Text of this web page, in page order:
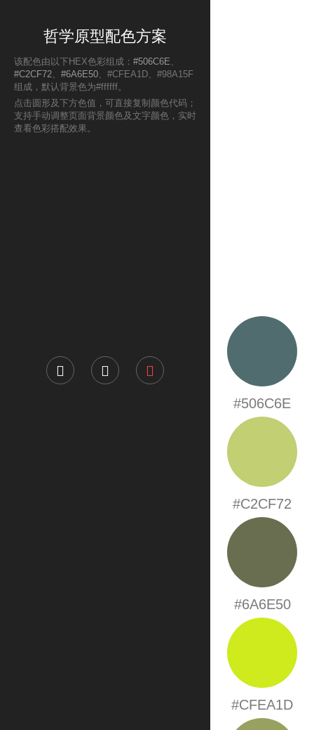
哲学原型配色方案
该配色由以下HEX色彩组成： #506C6E 、
#C2CF72、 #6A6E50、#CFEA1D、#98A15F
组成，默认背景色为#ffffff。
点击圆形及下方色值，可直接复制颜色代码；
支持手动调整页面背景颜色及文字颜色，实时
查看色彩搭配效果。
#506C6E
#C2CF72
#6A6E50
#CFEA1D